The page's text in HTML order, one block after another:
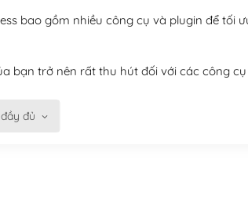
bao gồm nhiều công cụ và plugin để tối
bạn trở nên rất thu hút đối với các công
nên dễ dàng và nhanh chóng. Với kho
đủ